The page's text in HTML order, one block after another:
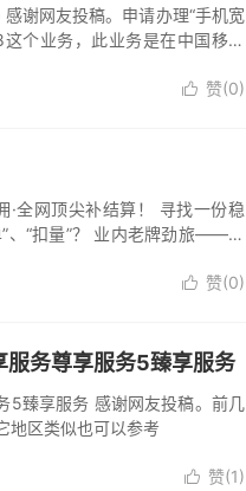
谢网友投稿。申请办理“手机宽
个业务，此业务是在中国移动
 赞(0)
全网顶尖补结算！ 寻找一份稳
、“扣量”？ 业内老牌劲旅——朽
 赞(0)
服务尊享服务5臻享服务
5臻享服务 感谢网友投稿。前几
地区类似也可以参考
 赞(1)